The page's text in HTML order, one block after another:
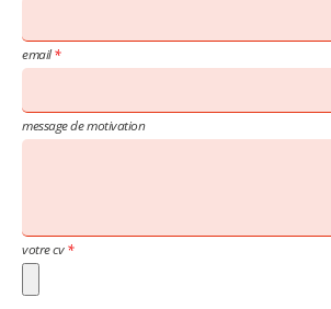
email
message de motivation
votre cv